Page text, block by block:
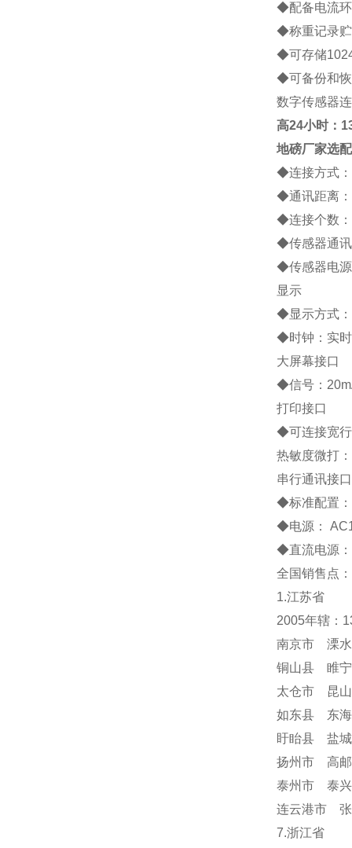
◆配备电流环
◆称重记录贮
◆可存储
◆可备份和恢
数字传感器
高24小时：
地磅厂家选
◆连接方式
◆通讯距离
◆连接个数
◆传感器通
◆传感器电
显示
◆显示方式：
◆时钟：实时
大屏幕接口
◆信号：
打印接口
◆可连接宽行
热敏度微打
串行通讯接口
◆标准配置：
◆电源：
◆直流电源
全国销售点：
1.江苏省
2005年辖：
南京市 溧
铜山县 睢
太仓市 昆
如东县 东
盱眙县 盐
扬州市 高
泰州市 泰
连云港市 张
7.浙江省